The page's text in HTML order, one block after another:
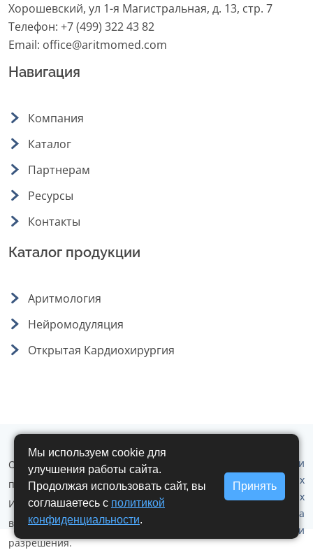
Хорошевский, ул 1-я Магистральная, д. 13, стр. 7
Телефон: +7 (499) 322 43 82
Email: office@aritmomed.com
Навигация
Компания
Каталог
Партнерам
Ресурсы
Контакты
Каталог продукции
Аритмология
Нейромодуляция
Открытая Кардиохирургия
ООО "Аритмомед" © 2019 - 2026 г. Все
права защищены.
Использование любых материалов
возможно только с письменного
разрешения.
Политика обработки
персональных
данных
Политика
конфеденциальности
Мы используем cookie для
улучшения работы сайта.
Продолжая использовать сайт, вы
соглашаетесь с политикой
конфиденциальности.
Принять